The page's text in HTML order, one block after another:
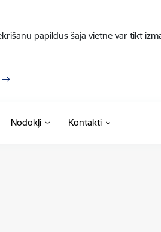
papildus šajā vietnē var tikt
Nodokļi Kontakti